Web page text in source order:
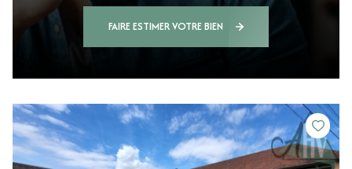
FAIRE ESTIMER VOTRE BIEN